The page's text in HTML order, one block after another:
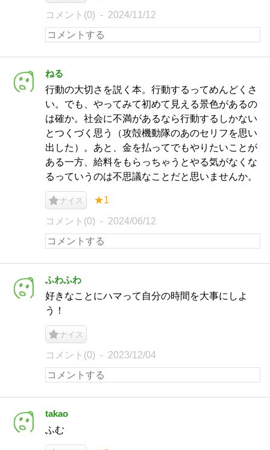
コメント(0) 2024/11/12
ねる
行動の大切さを説く本。行動するってめんどくさ
い。でも、やってみて初めて見える景色があるの
は確か。社会に不満があるなら行動するしかない
とつくづく思う（攻殻機動隊のあのセリフを思い
出した）。あと、金を払ってでもやりたいことが
ある一方、給料をもらっちゃうとやる気がなくな
るっていうのは不思議なことだと思いませんか。
ナイス ★1
コメント(0) 2024/06/12
ふわふわ
好きなことにハマって自分の時間を大事にしよ
う！
ナイス
コメント(0) 2023/12/04
takao
ふむ